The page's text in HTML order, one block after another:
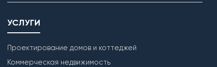
УСЛУГИ
Проектирование домов и коттеджей
Коммерческая недвижимость